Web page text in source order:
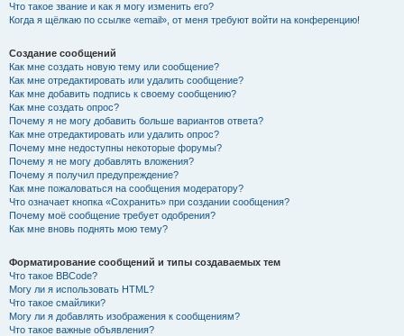
Что такое звание и как я могу изменить его?
Когда я щёлкаю по ссылке «email», от меня требуют войти на конференцию!
Создание сообщений
Как мне создать новую тему или сообщение?
Как мне отредактировать или удалить сообщение?
Как мне добавить подпись к своему сообщению?
Как мне создать опрос?
Почему я не могу добавить больше вариантов ответа?
Как мне отредактировать или удалить опрос?
Почему мне недоступны некоторые форумы?
Почему я не могу добавлять вложения?
Почему я получил предупреждение?
Как мне пожаловаться на сообщения модератору?
Что означает кнопка «Сохранить» при создании сообщения?
Почему моё сообщение требует одобрения?
Как мне вновь поднять мою тему?
Форматирование сообщений и типы создаваемых тем
Что такое BBCode?
Могу ли я использовать HTML?
Что такое смайлики?
Могу ли я добавлять изображения к сообщениям?
Что такое важные объявления?